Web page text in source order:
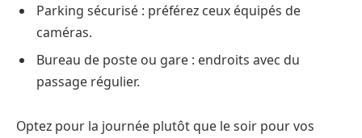
Parking sécurisé : préférez ceux équipés de
caméras.
Bureau de poste ou gare : endroits avec du
passage régulier.
Optez pour la journée plutôt que le soir pour vos